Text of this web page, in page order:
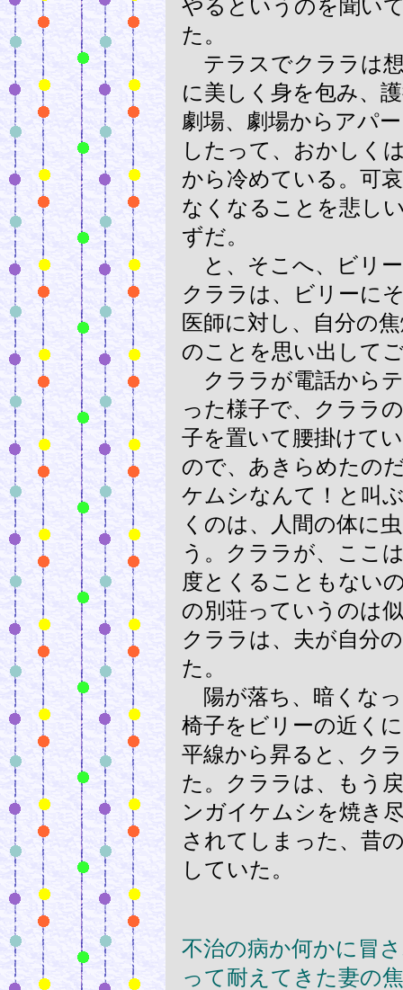
やるというのを聞い
た。
テラスでクララは
に美しく身を包み、
劇場、劇場からアパ
したって、おかしく
から冷めている。可
なくなることを悲し
ずだ。
と、そこへ、ビリ
クララは、ビリーに
医師に対し、自分の
のことを思い出して
クララが電話から
った様子で、クララ
子を置いて腰掛けて
ので、あきらめたの
ケムシなんて！と叫
くのは、人間の体に
う。クララが、ここ
度とくることもない
の別荘っていうのは
クララは、夫が自分
た。
陽が落ち、暗くな
椅子をビリーの近く
平線から昇ると、ク
た。クララは、もう
ンガイケムシを焼き
されてしまった、昔
していた。
不治の病か何かに冒
って耐えてきた妻の